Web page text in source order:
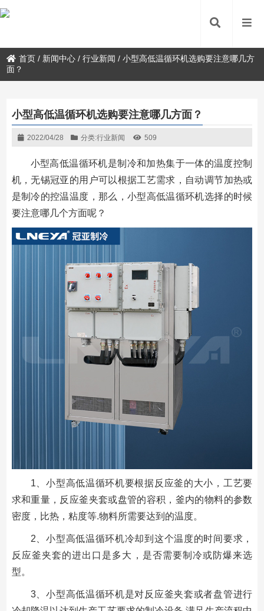
首页 / 新闻中心 /行业新闻 /小型高低温循环机选购要注意哪几方
面？
小型高低温循环机选购要注意哪几方面？
2022/04/28 分类:行业新闻 509
小型高低温循环机是制冷和加热集于一体的温度控制
机，无锡冠亚的用户可以根据工艺需求，自动调节加热或
是制冷的控温温度，那么，小型高低温循环机选择的时候
要注意哪几个方面呢？
1、小型高低温循环机要根据反应釜的大小，工艺要
求和重量，反应釜夹套或盘管的容积，釜内的物料的参数
密度，比热，粘度等.物料所需要达到的温度。
2、小型高低温循环机冷却到这个温度的时间要求，
反应釜夹套的进出口是多大，是否需要制冷或防爆来选
型。
3、小型高低温循环机是对反应釜夹套或者盘管进行